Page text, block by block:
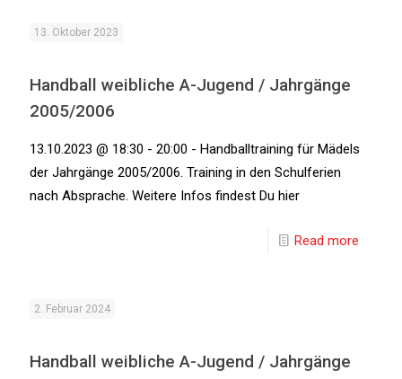
13. Oktober 2023
Handball weibliche A-Jugend / Jahrgänge
2005/2006
13.10.2023 @ 18:30 - 20:00 - Handballtraining für Mädels
der Jahrgänge 2005/2006. Training in den Schulferien
nach Absprache. Weitere Infos findest Du hier
Read more
2. Februar 2024
Handball weibliche A-Jugend / Jahrgänge